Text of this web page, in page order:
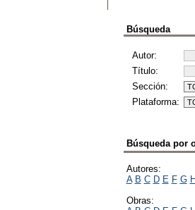
Búsqueda
Autor:
Título:
Sección:
Plataforma:
Búsqueda por
Autores:
A B C D E F G
Obras: